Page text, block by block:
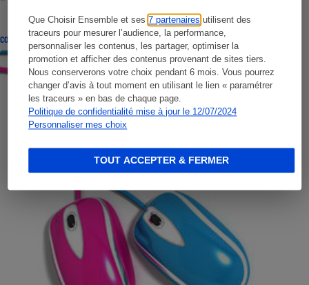
Que Choisir Ensemble et ses7 partenaires utilisent des
traceurs pour mesurer l’audience, la performance,
personnaliser les contenus, les partager, optimiser la
promotion et afficher des contenus provenant de sites tiers.
Nous conserverons votre choix pendant 6 mois. Vous pourrez
changer d’avis à tout moment en utilisant le lien « paramétrer
les traceurs » en bas de chaque page.
Politique de confidentialité mise à jour le 12/07/2024
Personnaliser mes choix
TOUT ACCEPTER & FERMER
CONSEILS